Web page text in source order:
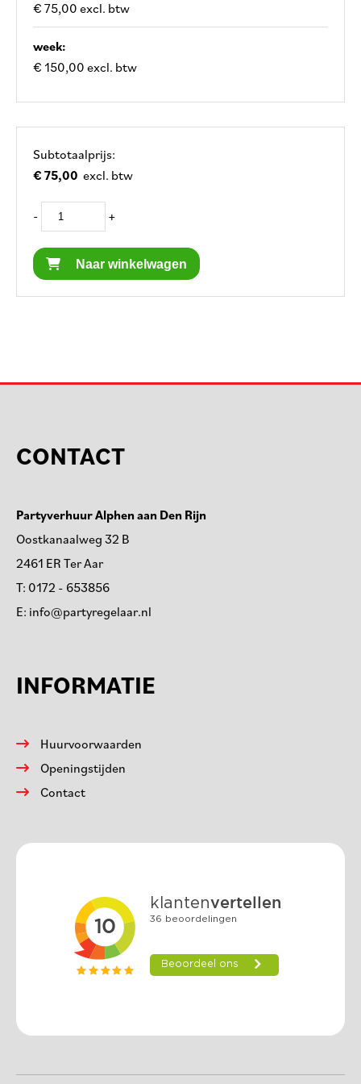
€ 75,00 excl. btw
week:
€ 150,00 excl. btw
Subtotaalprijs:
€ 75,00 excl. btw
- +
Naar winkelwagen
CONTACT
Partyverhuur Alphen aan Den Rijn
Oostkanaalweg 32 B
2461 ER Ter Aar
T: 0172 - 653856
E: info@partyregelaar.nl
INFORMATIE
Huurvoorwaarden
Openingstijden
Contact